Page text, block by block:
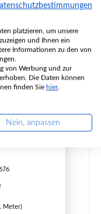
links
Meter)
platzieren, um unsere
und Ihnen ein
Informationen zu den von
von Werbung und zur
Die Daten können
finden Sie hier.
Nein, anpassen